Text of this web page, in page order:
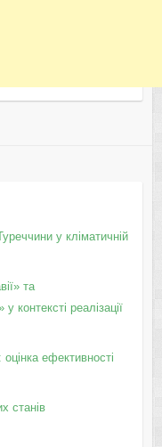
у кліматичній
та
контексті реалізації
ефективності
станів